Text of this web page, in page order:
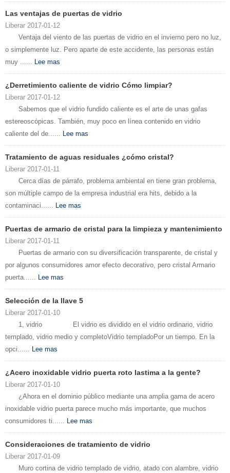
Las ventajas de puertas de vidrio
Liberar 2017-01-12
Ventaja del viento de las puertas de vidrio en el invierno pero no luz,
o simplemente luz. Pero aparte de este accidente, las personas están
muy ...... Lee mas
¿Derretimiento caliente de vidrio Cómo limpiar?
Liberar 2017-01-12
Sabemos que el vidrio fundido caliente es el arte de unas gafas
estereoscópicas. También, muy poco en línea contenido en vidrio
caliente del de...... Lee mas
Tratamiento de aguas residuales ¿cómo cristal?
Liberar 2017-01-11
Cerca días de párrafo, problema ambiental en tiene gran problema,
son múltiple campo de la empresa industrial era hits, debido a la
contaminaci...... Lee mas
Puertas de armario de cristal para la limpieza y mantenimiento
Liberar 2017-01-11
Puertas de armario con su diversificación transparente, de cristal y
por algunos consumidores amor efecto decorativo, pero cristal Armario
puerta...... Lee mas
Selección de la llave 5
Liberar 2017-01-10
1, vidrio El vidrio es dividido en el vidrio ordinario, vidrio
templado, vidrio medio y completoVidrio templadoPor un tiempo. En la
opci...... Lee mas
¿Acero inoxidable vidrio puerta roto lastima a la gente?
Liberar 2017-01-10
¿Ahora en el dominio público mediante una amplia gama de acero
inoxidable vidrio puerta parece mucho más importante, que muchos
consumidores ti...... Lee mas
Consideraciones de tratamiento de vidrio
Liberar 2017-01-09
Muro cortina de vidrio templado de vidrio, atado con alambre, vidrio